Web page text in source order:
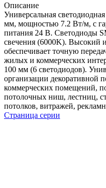
Описание
Универсальная
мм, мощностью 7.2 Вт/м, с
питания 24 В. Светодиоды
свечения (6000K). Высокий
обеспечивает точную
жилых и коммерческих
100 мм (6 светодиодов).
организации декоративной
коммерческих помещений,
потолочных ниш, лестниц,
потолков, витражей,
Страница серии